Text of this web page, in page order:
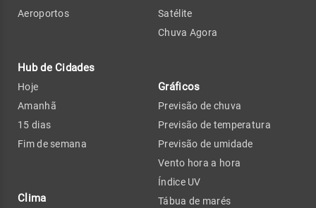
Aeroportos
Hub de Cidades
Hoje
Amanhã
15 dias
Fim de semana
Clima
Satélite
Chuva Agora
Gráficos
Previsão de chuva
Previsão de temperatura
Previsão de umidade
Vento hora a hora
Índice UV
Tábua de marés